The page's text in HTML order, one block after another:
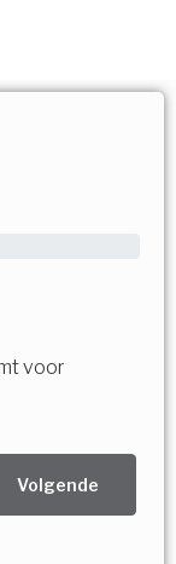
voor
Volgende